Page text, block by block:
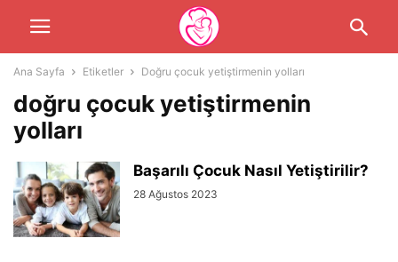
Ana Sayfa Etiketler Doğru çocuk yetiştirmenin yolları
doğru çocuk yetiştirmenin
yolları
Başarılı Çocuk Nasıl Yetiştirilir?
28 Ağustos 2023